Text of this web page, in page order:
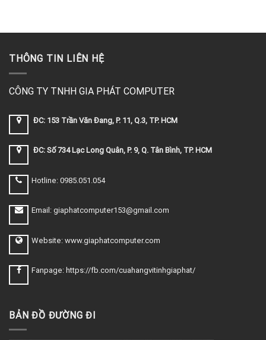
THÔNG TIN LIÊN HỆ
CÔNG TY TNHH GIA PHÁT COMPUTER
ĐC: 153 Trần Văn Đang, P. 11, Q.3, TP. HCM
ĐC: Số 734 Lạc Long Quân, P. 9, Q. Tân Bình, TP. HCM
Hotline: 0985.051.054
Email: giaphatcomputer153@gmail.com
Website: www.giaphatcomputer.com
Fanpage: https://fb.com/cuahangvitinhgiaphat/
BẢN ĐỒ ĐƯỜNG ĐI